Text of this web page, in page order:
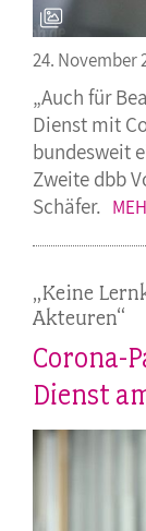
24. November
„Auch für
Dienst mit
bundesweit
Zweite dbb
Schäfer.
„Keine
Akteuren“
Corona-
Dienst